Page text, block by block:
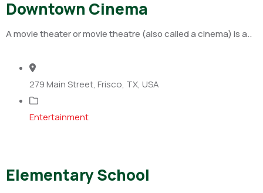
Downtown Cinema
A movie theater or movie theatre (also called a cinema) is a..
279 Main Street, Frisco, TX, USA
Entertainment
Elementary School